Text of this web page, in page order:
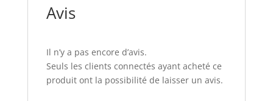
Avis
Il n’y a pas encore d’avis.
Seuls les clients connectés ayant acheté ce
produit ont la possibilité de laisser un avis.